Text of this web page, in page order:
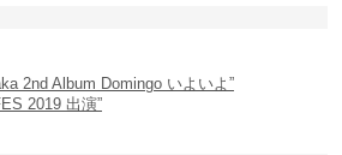
2nd Album Domingo いよいよ”
2019 出演”